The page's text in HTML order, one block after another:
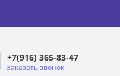
+7(916) 365-83-47
Заказать звонок